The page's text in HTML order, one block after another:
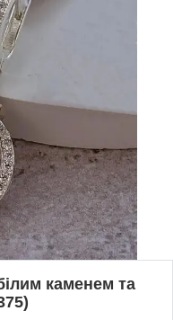
каменем та